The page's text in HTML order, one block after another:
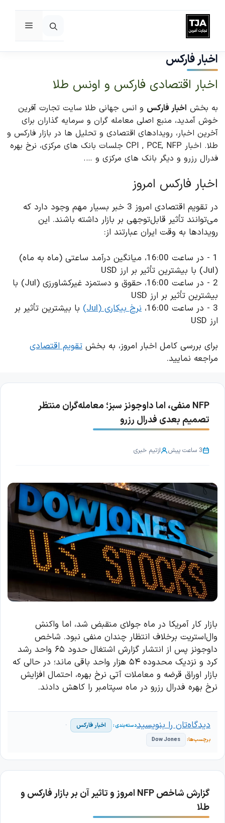
پرش
به
محتوا
فهرست
اخبار فارکس
اخبار اقتصادی فارکس و اونس طلا
به بخش اخبار فارکس و انس جهانی طلا سایت تجارت آفرین
خوش آمدید، منبع اصلی معامله گران و سرمایه گذاران برای
آخرین اخبار، رویدادهای اقتصادی و تحلیل ها در بازار فارکس و
طلا. اخبار CPI , PCE, NFP جلسات بانک های مرکزی، نرخ بهره
فدرال رزرو و دیگر بانک های مرکزی و ….
اخبار فارکس امروز
در تقویم اقتصادی امروز 3 خبر بسیار مهم وجود دارد که
می‌توانند تأثیر قابل‌توجهی بر بازار داشته باشند. این
رویدادها به وقت ایران عبارتند از:
1 - در ساعت 16:00، میانگین درآمد ساعتی (ماه به ماه)
(Jul) با بیشترین تأثیر بر ارز USD
2 - در ساعت 16:00، حقوق و دستمزد غیرکشاورزی (Jul) با
بیشترین تأثیر بر ارز USD
3 - در ساعت 16:00،
نرخ بیکاری (Jul)
با بیشترین تأثیر بر
ارز USD
برای بررسی کامل اخبار امروز، به بخش تقویم اقتصادی
مراجعه نمایید.
NFP منفی، اما داوجونز سبز؛ معامله‌گران منتظر
تصمیم بعدی فدرال رزرو
3 ساعت پیش ازتیم خبری
بازار کار آمریکا در ماه جولای منقبض شد، اما واکنش
وال‌استریت برخلاف انتظار چندان منفی نبود. شاخص
داوجونز پس از انتشار گزارش اشتغال حدود ۶۵ واحد رشد
کرد و نزدیک محدوده ۵۴ هزار واحد باقی ماند؛ در حالی که
بازار اوراق قرضه و معاملات آتی نرخ بهره، احتمال افزایش
نرخ بهره فدرال رزرو در ماه سپتامبر را کاهش دادند.
اخبار فارکس
Dow Jones
دیدگاه‌تان را بنویسید
گزارش شاخص NFP امروز و تاثیر آن بر بازار فارکس و
طلا